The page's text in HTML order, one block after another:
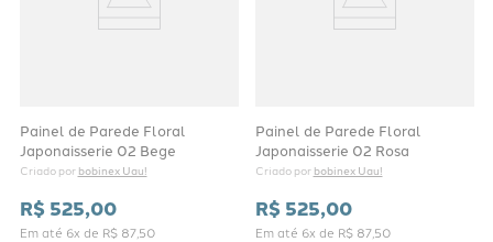
Painel de Parede Floral
Japonaisserie 02 Bege
Criado por bobinex Uau!
R$ 525,00
Em até 6x de R$ 87,50
Painel de Parede Floral
Japonaisserie 02 Rosa
Criado por bobinex Uau!
R$ 525,00
Em até 6x de R$ 87,50